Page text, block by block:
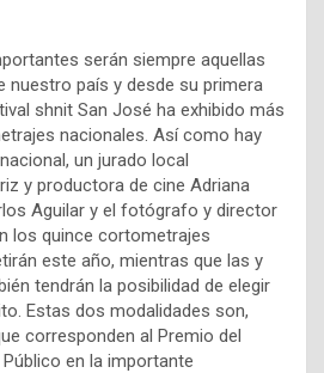
serán siempre aquellas
nuestro país y desde su primera
shnit San José ha exhibido más
nacionales. Así como hay
un jurado local
y productora de cine Adriana
Aguilar y el fotógrafo y director
los quince cortometrajes
este año, mientras que las y
tendrán la posibilidad de elegir
Estas dos modalidades son,
corresponden al Premio del
en la importante